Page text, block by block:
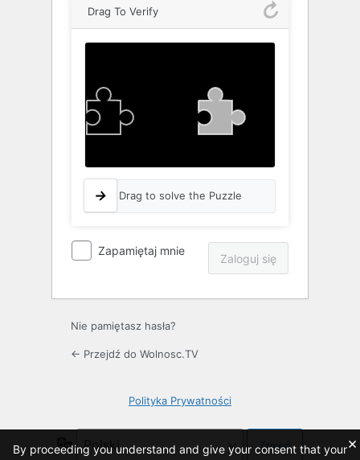
Drag To Verify
Drag to solve the Puzzle
Zapamiętaj mnie
Nie pamiętasz hasła?
← Przejdź do Wolnosc.TV
Polityka Prywatności
Język
By proceeding you understand and give your consent that your×